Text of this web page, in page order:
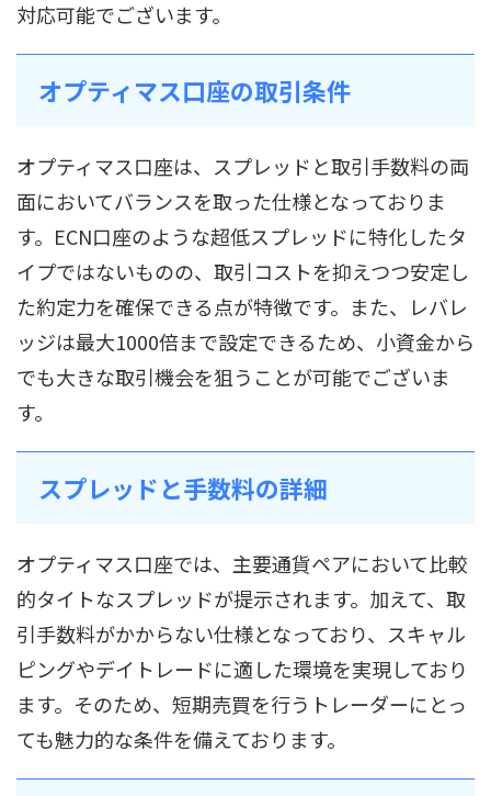
対応可能でございます。
オプティマス口座の取引条件
オプティマス口座は、スプレッドと取引手数料の両
面においてバランスを取った仕様となっておりま
す。ECN口座のような超低スプレッドに特化したタ
イプではないものの、取引コストを抑えつつ安定し
た約定力を確保できる点が特徴です。また、レバレ
ッジは最大1000倍まで設定できるため、小資金から
でも大きな取引機会を狙うことが可能でございま
す。
スプレッドと手数料の詳細
オプティマス口座では、主要通貨ペアにおいて比較
的タイトなスプレッドが提示されます。加えて、取
引手数料がかからない仕様となっており、スキャル
ピングやデイトレードに適した環境を実現しており
ます。そのため、短期売買を行うトレーダーにとっ
ても魅力的な条件を備えております。